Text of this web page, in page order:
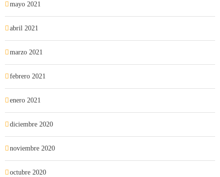
mayo 2021
abril 2021
marzo 2021
febrero 2021
enero 2021
diciembre 2020
noviembre 2020
octubre 2020